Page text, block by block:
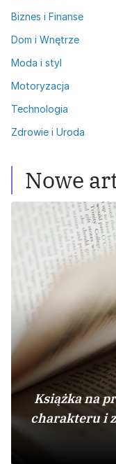
Biznes i Finanse
Dom i Wnętrze
Moda i styl
Motoryzacja
Technologia
Zdrowie i Uroda
Nowe
Książka na
charakteru i